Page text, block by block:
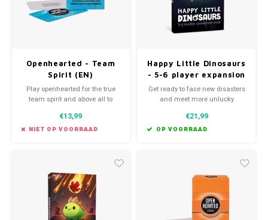
Openhearted - Team
Spirit (EN)
Play openhearted for the true
team spirit and above all to
€13,99
NIET OP VOORRAAD
Happy Little Dinosaurs
- 5-6 player expansion
pack (EN)
Get ready to face new disasters
and meet more unlucky
€21,99
OP VOORRAAD